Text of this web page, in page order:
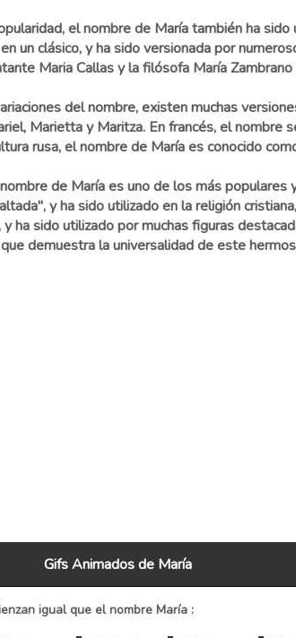
el nombre de María también ha
un clásico, y ha sido versionada por
Maria Callas y la filósofa María
del nombre, existen muchas
Marietta y Maritza. En francés, el nombre
rusa, el nombre de María es conocido
de María es uno de los más
y ha sido utilizado en la religión
ha sido utilizado por muchas figuras
demuestra la universalidad de este
Gifs Animados de María
igual que el nombre María :